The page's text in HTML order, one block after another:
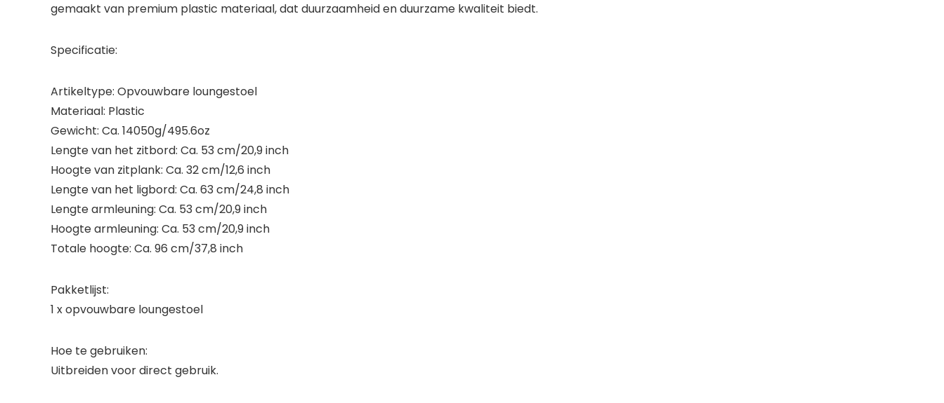
gemaakt van premium plastic materiaal, dat duurzaamheid en duurzame kwaliteit biedt.
Specificatie:
Artikeltype: Opvouwbare loungestoel
Materiaal: Plastic
Gewicht: Ca. 14050g/495.6oz
Lengte van het zitbord: Ca. 53 cm/20,9 inch
Hoogte van zitplank: Ca. 32 cm/12,6 inch
Lengte van het ligbord: Ca. 63 cm/24,8 inch
Lengte armleuning: Ca. 53 cm/20,9 inch
Hoogte armleuning: Ca. 53 cm/20,9 inch
Totale hoogte: Ca. 96 cm/37,8 inch
Pakketlijst:
1 x opvouwbare loungestoel
Hoe te gebruiken:
Uitbreiden voor direct gebruik.